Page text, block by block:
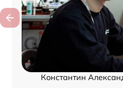
Константин